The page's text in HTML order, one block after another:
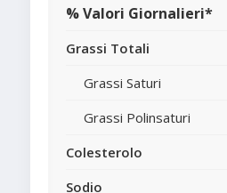
% Valori Giornalieri*
Grassi Totali
Grassi Saturi
Grassi Polinsaturi
Colesterolo
Sodio